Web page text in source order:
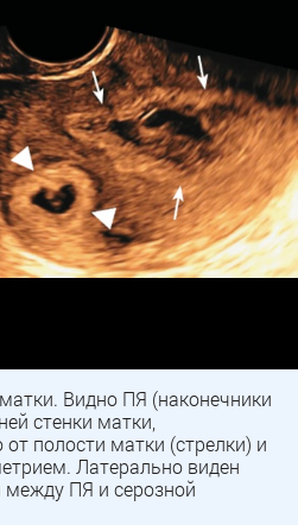
Видно ПЯ (наконечники
стенки матки,
полости матки (стрелки) и
Латерально виден
ПЯ и серозной